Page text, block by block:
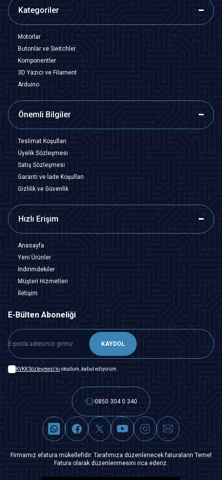
Kategoriler
Motorlar
Butonlar ve Switchler
Komponentler
3D Yazıcı ve Filament
Arduino
Önemli Bilgiler
Teslimat Koşulları
Üyelik Sözleşmesi
Satış Sözleşmesi
Garanti ve İade Koşulları
Gizlilik ve Güvenlik
Hızlı Erişim
Anasayfa
Yeni Ürünler
İndirimdekiler
Müşteri Hizmetleri
İletişim
E-Bülten Aboneliği
KAYDOL
KVKK Sözleşmesi'ni okudum, kabul ediyorum.
0850 304 0 340
Firmamız efatura mükellefidir. Tarafımıza düzenlenecek faturaların Temel
Fatura olarak düzenlenmesini rica ederiz.